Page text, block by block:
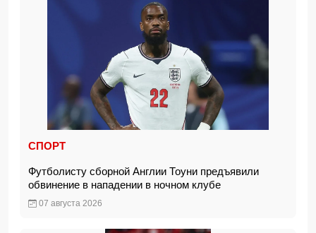
СПОРТ
Футболисту сборной Англии Тоуни предъявили
обвинение в нападении в ночном клубе
07 августа 2026